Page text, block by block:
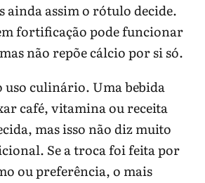
ainda assim o rótulo decide.
fortificação pode funcionar
não repõe cálcio por si só.
uso culinário. Uma bebida
café, vitamina ou receita
mas isso não diz muito
Se a troca foi feita por
ou preferência, o mais